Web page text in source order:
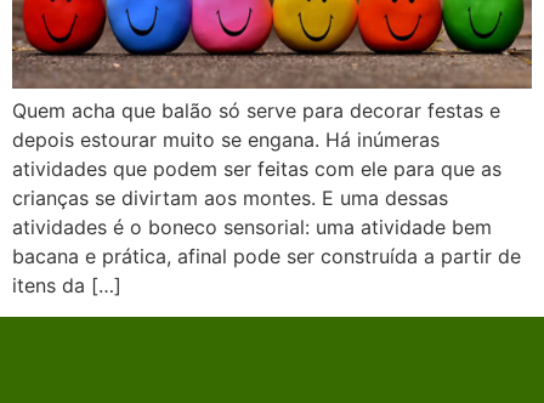
Quem acha que balão só serve para decorar festas e
depois estourar muito se engana. Há inúmeras
atividades que podem ser feitas com ele para que as
crianças se divirtam aos montes. E uma dessas
atividades é o boneco sensorial: uma atividade bem
bacana e prática, afinal pode ser construída a partir de
itens da […]